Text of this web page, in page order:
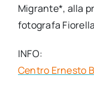
Migrante*, alla
fotografa
INFO:
Centro Ernesto